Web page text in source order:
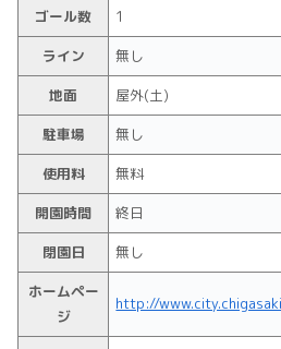
ゴール数
1
ライン
無し
地面
屋外(土)
駐車場
無し
使用料
無料
開園時間
終日
閉園日
無し
ホームペー
ジ